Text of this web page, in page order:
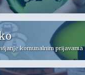
komunalnim prijavama